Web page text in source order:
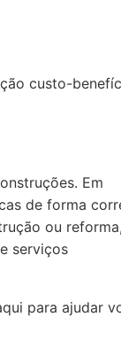
custo-
Em
de forma
ou
serviços
para ajudar